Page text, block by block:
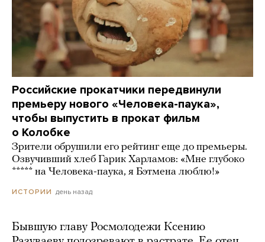
Российские прокатчики передвинули
премьеру нового «Человека-паука»,
чтобы выпустить в прокат фильм
о Колобке
Зрители обрушили его рейтинг еще до премьеры.
Озвучивший хлеб Гарик Харламов: «Мне глубоко
***** на Человека-паука, я Бэтмена люблю!»
ИСТОРИИ день назад
Бывшую главу Росмолодежи Ксению